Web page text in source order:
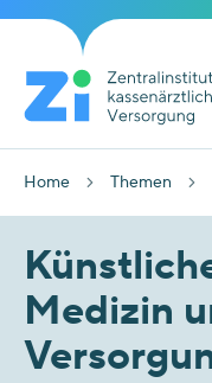
Home Themen
Medizin